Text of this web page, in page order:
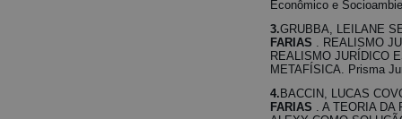
Econômico e
3.GRUBBA, LEILANE
FARIAS . REALISMO
REALISMO JURÍDICO
METAFÍSICA. Prisma
4. BACCIN, LUCAS
FARIAS . A TEORIA DA